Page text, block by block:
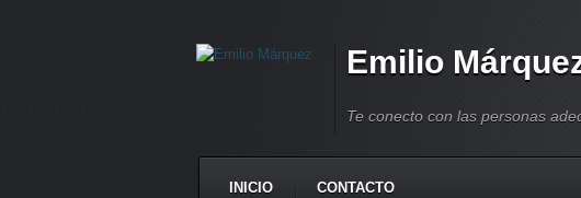
Emilio
Te conecto con las personas
INICIO CONTACTO